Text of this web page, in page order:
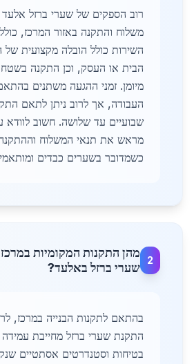
רוב הספקים של שערי ברזל אלעד
משלוח והתקנה באזור המרכז,
השירות כולל הובלה מקצועית
הבית או העסק, וכן התקנה בשטח
מיומן. זמני ההגעה משתנים
העבודה, אך לרוב ניתן לתאם
שבועיים עד שלושה. חשוב
מראש את תנאי המשלוח
כשמדובר בשערים כבדים
2
מהן התקנות המקומיות
שערי ברזל באלעד?
בהתאם לתקנות הבנייה במרכז,
התקנת שערי ברזל מחייבת
בטיחות וסטנדרטים אסתטיים